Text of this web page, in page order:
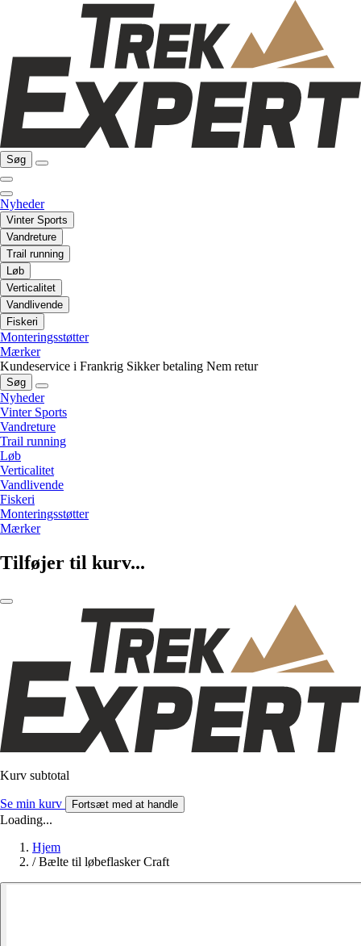
Søg
Nyheder
Vinter Sports
Vandreture
Trail running
Løb
Verticalitet
Vandlivende
Fiskeri
Monteringsstøtter
Mærker
Kundeservice i Frankrig Sikker betaling Nem retur
Søg
Nyheder
Vinter Sports
Vandreture
Trail running
Løb
Verticalitet
Vandlivende
Fiskeri
Monteringsstøtter
Mærker
Tilføjer til kurv...
Kurv subtotal
Se min kurv Fortsæt med at handle
Loading...
Hjem
/ Bælte til løbeflasker Craft